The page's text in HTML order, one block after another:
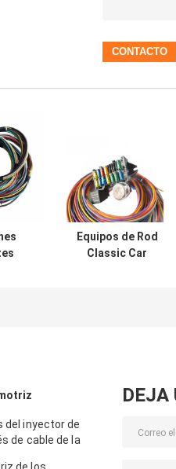
Equipos de Rod
Classic Car
del inyector de
de cable de la
DEJA